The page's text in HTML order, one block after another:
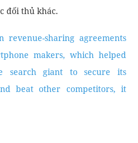
đối thủ khác.
sharing agreements
makers, which helped
search giant to secure its
beat other competitors, it